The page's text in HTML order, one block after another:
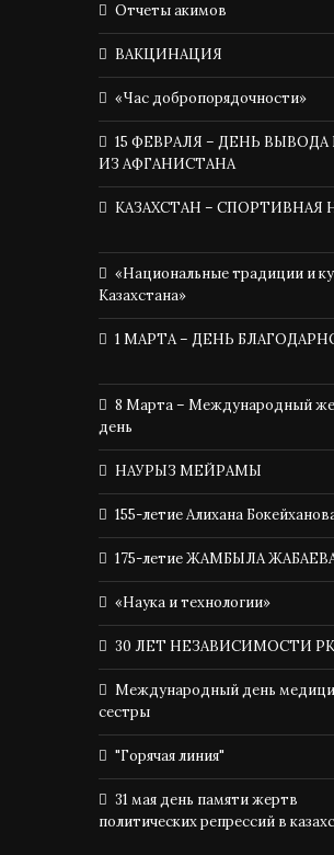
Отчеты акимов
ВАКЦИНАЦИЯ
«Час добропорядочности»
15 ФЕВРАЛЯ – ДЕНЬ
ИЗ АФГАНИСТАНА
КАЗАХСТАН – СПОРТИВНАЯ
«Национальные традиции и
Казахстана»
1 МАРТА – ДЕНЬ
8 Марта – Международный
день
НАУРЫЗ МЕЙРАМЫ
155-летие Алихана
175-летие ЖАМБЫЛА
«Наука и технологии»
30 ЛЕТ НЕЗАВИСИМОСТИ РК
Международный день
сестры
"Горячая линия"
31 мая день памяти жертв
политических репрессий в